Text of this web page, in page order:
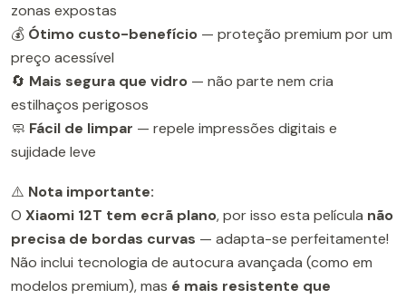
zonas expostas
💰 Ótimo custo-benefício — proteção premium por um
preço acessível
🔄 Mais segura que vidro — não parte nem cria
estilhaços perigosos
🧼 Fácil de limpar — repele impressões digitais e
sujidade leve
⚠️ Nota importante:
O Xiaomi 12T tem ecrã plano, por isso esta película não
precisa de bordas curvas — adapta-se perfeitamente!
Não inclui tecnologia de autocura avançada (como em
modelos premium), mas é mais resistente que